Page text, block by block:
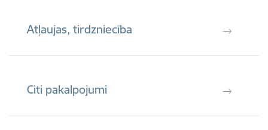
Atļaujas, tirdzniecība
Citi pakalpojumi